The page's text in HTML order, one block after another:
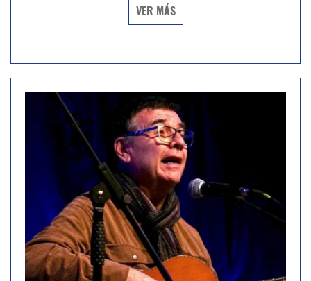
VER MÁS